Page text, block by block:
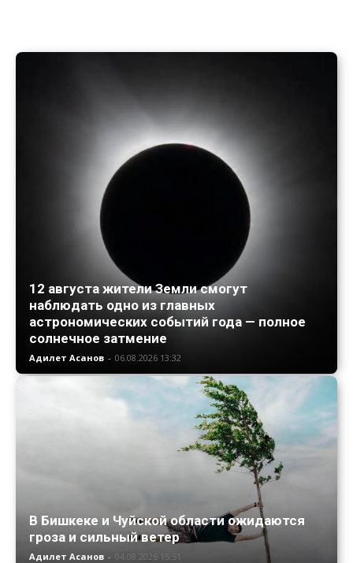
12 августа жители Земли смогут
наблюдать одно из главных
астрономических событий года — полное
солнечное затмение
Адилет Асанов - 06.08.2026 13:32
В Бишкеке и Чуйской области ожидаются
гроза и сильный ветер
Адилет Асанов - 04.08.2026 15:51